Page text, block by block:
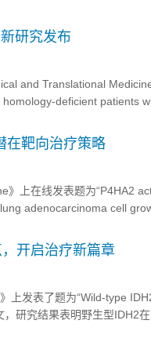
研究发布
and Translational
deficient patients
在靶向治疗策略
》上在线发表题为“P4HA2
adenocarcinoma cell
开启治疗新篇章
上发表了题为“Wild-type
研究结果表明野生型IDH2